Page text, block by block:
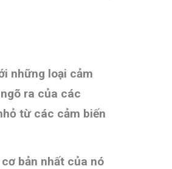
những loại cảm
ra của các
từ các cảm biến
bản nhất của nó